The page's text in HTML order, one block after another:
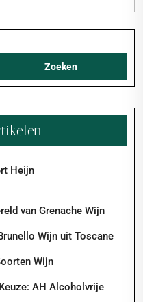
Zoeken
Heijn
van Grenache Wijn
Wijn uit Toscane
Wijn
AH Alcoholvrije